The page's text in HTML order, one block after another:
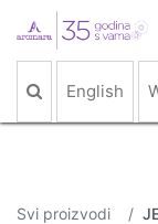
English
Svi proizvodi